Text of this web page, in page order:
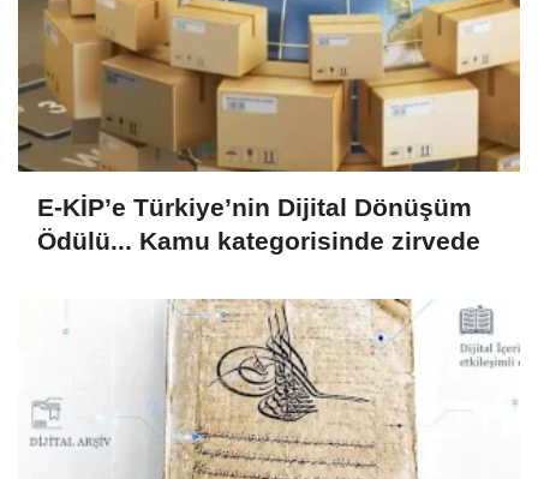
E-KİP’e Türkiye’nin Dijital Dönüşüm
Ödülü... Kamu kategorisinde zirvede